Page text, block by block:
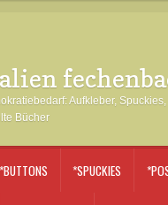
Aufkleber,
Bücher
*BUTTONS *SPUCKIES